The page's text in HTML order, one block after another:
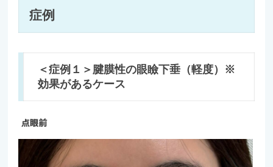
症例
＜症例１＞腱膜性の眼瞼下垂（軽度）※
効果があるケース
点眼前